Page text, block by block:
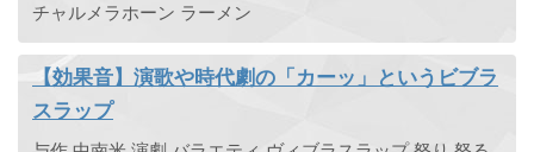
チャルメラホーン ラーメン
【効果音】演歌や時代劇の「カーッ」というビブラ
スラップ